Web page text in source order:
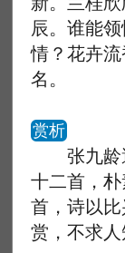
辰。谁能
情？花卉
名。
赏析
张九龄
十二首，
首，诗以
赏，不求人